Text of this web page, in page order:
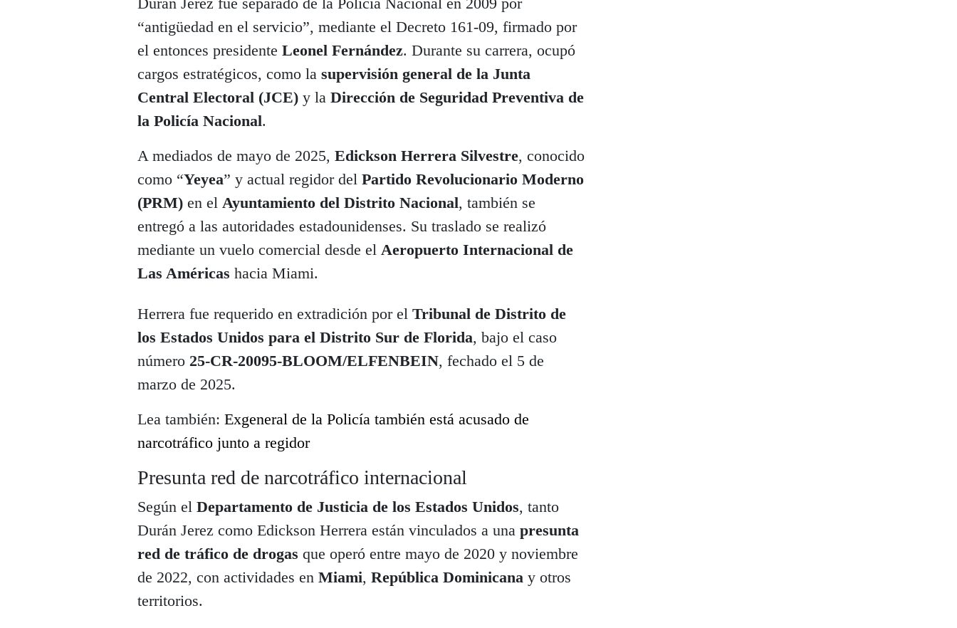
“antigüedad en el servicio”, mediante el Decreto 161-09, firmado por
el entonces presidente Leonel Fernández. Durante su carrera, ocupó
cargos estratégicos, como la supervisión general de la Junta
Central Electoral (JCE) y la Dirección de Seguridad Preventiva de
la Policía Nacional.
A mediados de mayo de 2025, Edickson Herrera Silvestre, conocido
como “Yeyea” y actual regidor del Partido Revolucionario Moderno
(PRM) en el Ayuntamiento del Distrito Nacional, también se
entregó a las autoridades estadounidenses. Su traslado se realizó
mediante un vuelo comercial desde el Aeropuerto Internacional de
Las Américas hacia Miami.
Herrera fue requerido en extradición por el Tribunal de Distrito de
los Estados Unidos para el Distrito Sur de Florida, bajo el caso
número 25-CR-20095-BLOOM/ELFENBEIN, fechado el 5 de
marzo de 2025.
Lea también: Exgeneral de la Policía también está acusado de
narcotráfico junto a regidor
Presunta red de narcotráfico internacional
Según el Departamento de Justicia de los Estados Unidos, tanto
Durán Jerez como Edickson Herrera están vinculados a una presunta
red de tráfico de drogas que operó entre mayo de 2020 y noviembre
de 2022, con actividades en Miami, República Dominicana y otros
territorios.